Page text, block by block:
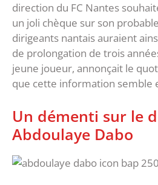
direction du FC Nantes
un joli chèque sur son
dirigeants nantais auraient
de prolongation de trois
jeune joueur, annonçait le
que cette information semble
Un démenti sur le
Abdoulaye Dabo